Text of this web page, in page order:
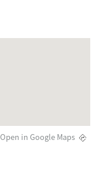
Open in Google Maps